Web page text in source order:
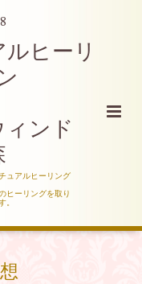
ヒーリ
ンド
ュアルヒーリング
ヒーリングを取り
。